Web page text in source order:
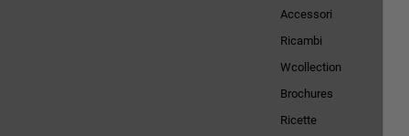
Accessori
Ricambi
Wcollection
Brochures
Ricette